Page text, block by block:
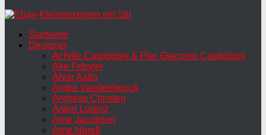
Startseite
Designer
Achille Castiglioni & Pier Giacomo Castiglioni
Ake Fribyter
Alvar Aalto
André Vandenbeuck
Andreas Christen
Anton Lorenz
Arne Jacobsen
Arne Norell